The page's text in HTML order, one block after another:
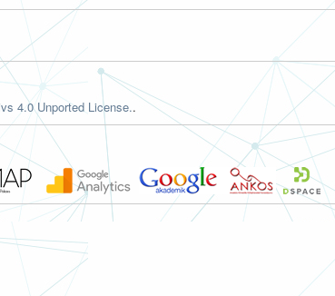
4.0 Unported License..